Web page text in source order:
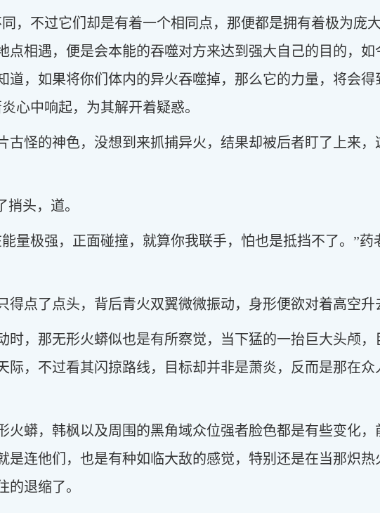
，不过它们却是有着一个相同点，那便都是拥有着极为庞
点相遇，便是会本能的吞噬对方来达到强大自己的目的，如
道，如果将你们体内的异火吞噬掉，那么它的力量，将会得
心中响起，为其解开着疑惑。
古怪的神色，没想到来抓捕异火，结果却被后者盯了上来，
头，道。
量极强，正面碰撞，就算你我联手，怕也是抵挡不了。”药
得点了点头，背后青火双翼微微振动，身形便欲对着高空升
时，那无形火蟒似也是有所察觉，当下猛的一抬巨大头颅，
际，不过看其闪掠路线，目标却并非是萧炎，反而是那在众
火蟒，韩枫以及周围的黑角域众位强者脸色都是有些变化，
是连他们，也是有种如临大敌的感觉，特别还是在当那炽热
的退缩了。